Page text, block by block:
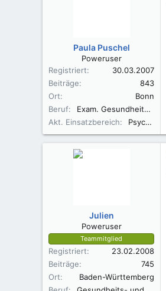
Paula Puschel
Poweruser
Registriert
30.03.2007
Beiträge
843
Ort
Bonn
Beruf
Exam. Gesundheits- u. Krankenpflegerin, Medizinstudentin
Akt. Einsatzbereich
Psychiatrie
Julien
Poweruser
Teammitglied
Registriert
23.02.2008
Beiträge
745
Ort
Baden-Württemberg